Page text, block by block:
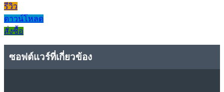
รีวิว
ดาวน์โหลด
สั่งซื้อ
ซอฟต์แวร์ที่เกี่ยวข้อง